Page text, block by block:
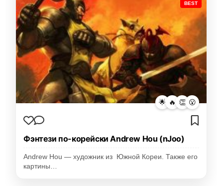
BEST
🌟 🔥 👏 😮
Фэнтези по-корейски Andrew Hou (nJoo)
Andrew Hou — художник из Южной Кореи. Также его
картины…